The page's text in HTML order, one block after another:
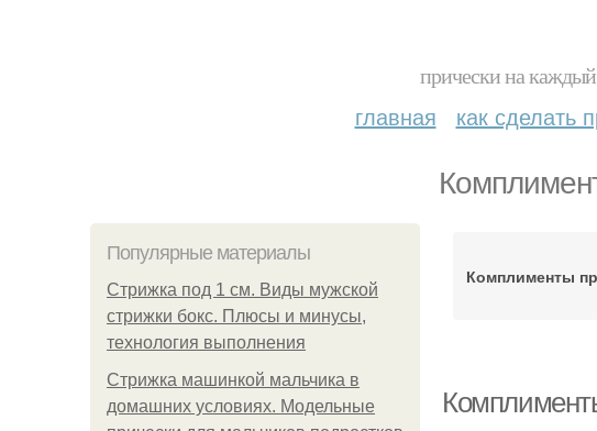
прически на каждый
главная как сделать
Популярные материалы
Стрижка под 1 см. Виды мужской
стрижки бокс. Плюсы и минусы,
технология выполнения
Стрижка машинкой мальчика в
домашних условиях. Модельные
Комплименты